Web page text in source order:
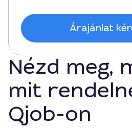
Árajánlat
Nézd meg,
mit
Qjob-on